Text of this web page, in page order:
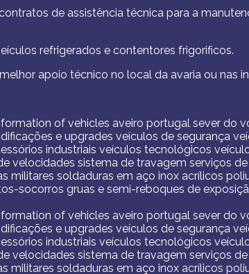
de assistência técnica para a
refrigerados e contentores frigorificos.
apoio técnico no local da avaria ou nas